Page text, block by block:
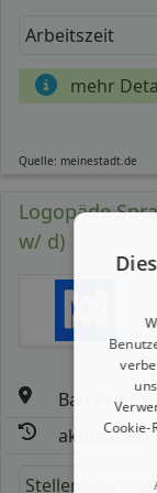
Arbeitszeit
mehr
Quelle: meinestadt.de
Logopäde
w/ d)
Bad
aktualisiert